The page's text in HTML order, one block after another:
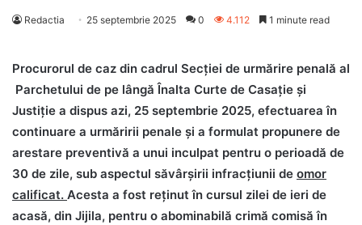
Redactia 25 septembrie 2025 0 4.112 1 minute read
Procurorul de caz din cadrul Secției de urmărire penală al
Parchetului de pe lângă Înalta Curte de Casaţie şi
Justiţie a dispus azi, 25 septembrie 2025, efectuarea în
continuare a urmăririi penale și a formulat propunere de
arestare preventivă a unui inculpat pentru o perioadă de
30 de zile, sub aspectul săvârșirii infracțiunii de omor
calificat. Acesta a fost reținut în cursul zilei de ieri de
acasă, din Jijila, pentru o abominabilă crimă comisă în